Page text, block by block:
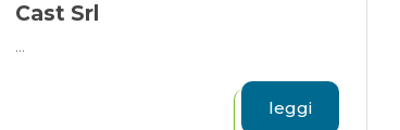
Cast Srl
...
leggi